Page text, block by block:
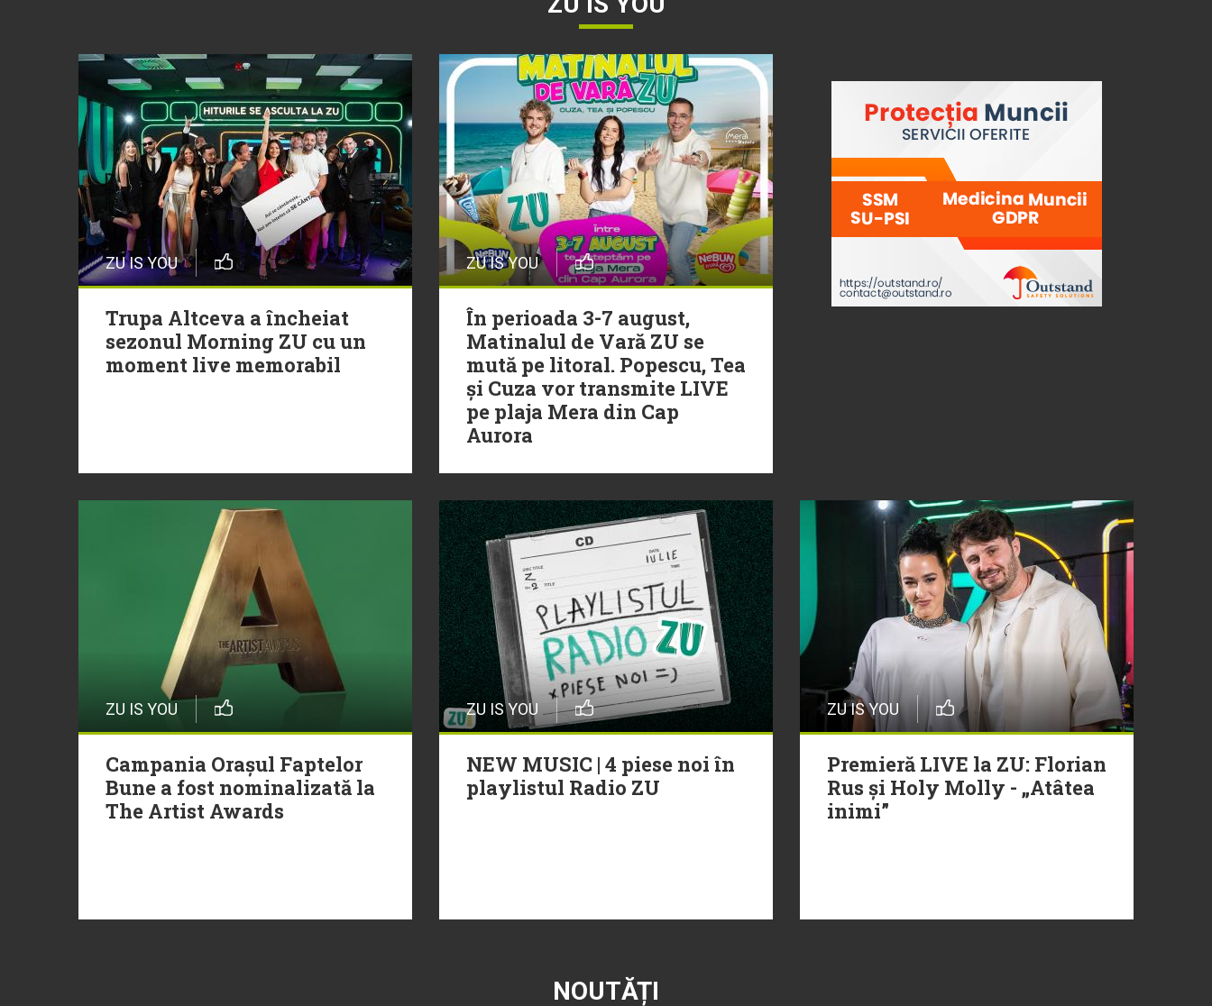
ZU IS YOU
Trupa Altceva a încheiat
sezonul Morning ZU cu un
moment live memorabil
ZU IS YOU
În perioada 3-7 august,
Matinalul de Vară ZU se
mută pe litoral. Popescu, Tea
și Cuza vor transmite LIVE
pe plaja Mera din Cap
Aurora
ZU IS YOU
Campania Orașul Faptelor
Bune a fost nominalizată la
The Artist Awards
ZU IS YOU
NEW MUSIC | 4 piese noi în
playlistul Radio ZU
ZU IS YOU
Premieră LIVE la ZU: Florian
Rus și Holy Molly - „Atâtea
inimi”
NOUTĂȚI